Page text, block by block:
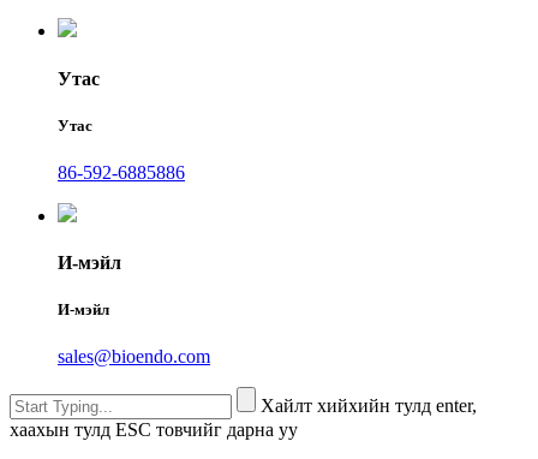
Утас
Утас
86-592-6885886
И-мэйл
И-мэйл
sales@bioendo.com
Хайлт хийхийн тулд enter,
хаахын тулд ESC товчийг дарна уу